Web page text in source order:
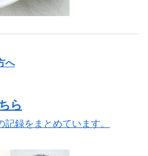
へ
ら
録をまとめています。